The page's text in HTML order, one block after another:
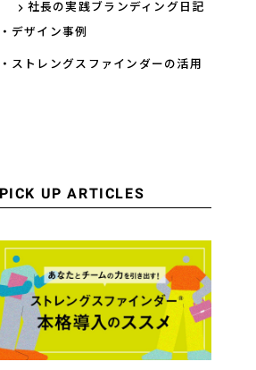
社長の実践ブランディング日記
・デザイン事例
・ストレングスファインダーの活用
PICK UP ARTICLES